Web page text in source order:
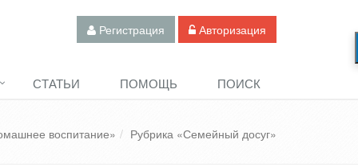
Регистрация Авторизация
СТАТЬИ ПОМОЩЬ ПОИСК
воспитание» Рубрика «Семейный досуг»